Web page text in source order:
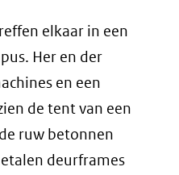
elkaar in een
Her en der
en een
de tent van een
ruw betonnen
deurframes